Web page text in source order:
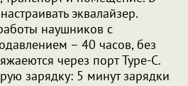
эквалайзер.
наушников с
– 40 часов, без
через порт Type-C.
зарядку: 5 минут зарядки